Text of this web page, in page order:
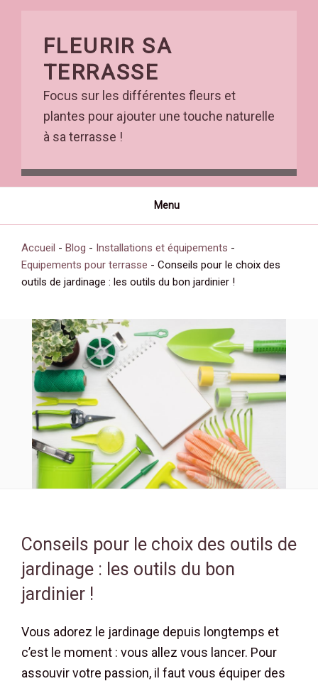
FLEURIR SA
TERRASSE
Focus sur les différentes fleurs et
plantes pour ajouter une touche naturelle
à sa terrasse !
Menu
Accueil - Blog - Installations et équipements -
Equipements pour terrasse - Conseils pour le choix des
outils de jardinage : les outils du bon jardinier !
Conseils pour le choix des outils de
jardinage : les outils du bon
jardinier !
Vous adorez le jardinage depuis longtemps et
c’est le moment : vous allez vous lancer. Pour
assouvir votre passion, il faut vous équiper des